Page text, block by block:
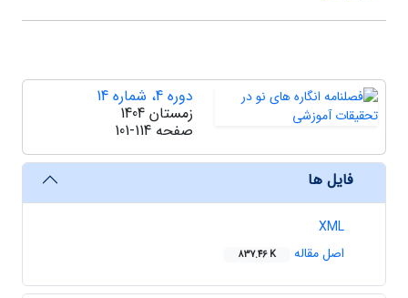
دوره 4، شماره 14
زمستان 1404
صفحه 101-114
فایل ها
XML
اصل مقاله
837.46 K